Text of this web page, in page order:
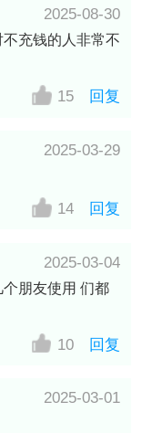
2025-08-30
充钱的人非常不
15 回复
2025-03-29
14 回复
2025-03-04
朋友使用 们都
10 回复
2025-03-01